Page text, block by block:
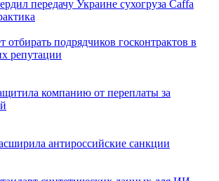
передачу Украине сухогруза Caffa
подрядчиков госконтрактов в
репутации
компанию от переплаты за
антироссийские санкции